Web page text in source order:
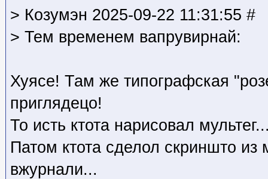
> Козумэн 2025-09-22 11:31:55 #
> Тем временем вапрувирнай:
Хуясе! Там же типографская
приглядецо!
То исть ктота нарисовал
Патом ктота сделол скриншто из
вжурнали...